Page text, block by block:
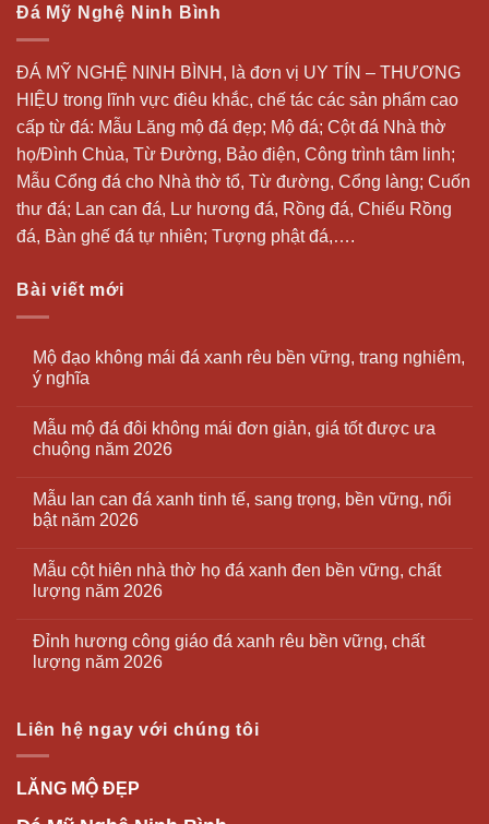
Đá Mỹ Nghệ Ninh Bình
ĐÁ MỸ NGHỆ NINH BÌNH, là đơn vị UY TÍN – THƯƠNG
HIỆU trong lĩnh vực điêu khắc, chế tác các sản phẩm cao
cấp từ đá: Mẫu Lăng mộ đá đẹp; Mộ đá; Cột đá Nhà thờ
họ/Đình Chùa, Từ Đường, Bảo điện, Công trình tâm linh;
Mẫu Cổng đá cho Nhà thờ tổ, Từ đường, Cổng làng; Cuốn
thư đá; Lan can đá, Lư hương đá, Rồng đá, Chiếu Rồng
đá, Bàn ghế đá tự nhiên; Tượng phật đá,….
Bài viết mới
Mộ đạo không mái đá xanh rêu bền vững, trang nghiêm,
ý nghĩa
Mẫu mộ đá đôi không mái đơn giản, giá tốt được ưa
chuộng năm 2026
Mẫu lan can đá xanh tinh tế, sang trọng, bền vững, nổi
bật năm 2026
Mẫu cột hiên nhà thờ họ đá xanh đen bền vững, chất
lượng năm 2026
Đỉnh hương công giáo đá xanh rêu bền vững, chất
lượng năm 2026
Liên hệ ngay với chúng tôi
LĂNG MỘ ĐẸP